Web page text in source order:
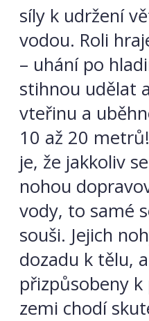
síly k udržení
vodou. Roli
– uhání po
stihnou udělat
vteřinu a
10 až 20
je, že jakkoliv
nohou
vody, to samé
souši. Jejich
dozadu k tělu,
přizpůsobeny
zemi chodí